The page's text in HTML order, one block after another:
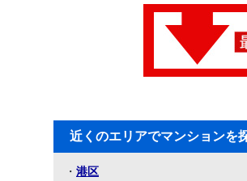
近くのエリアでマンションを
・ 港区